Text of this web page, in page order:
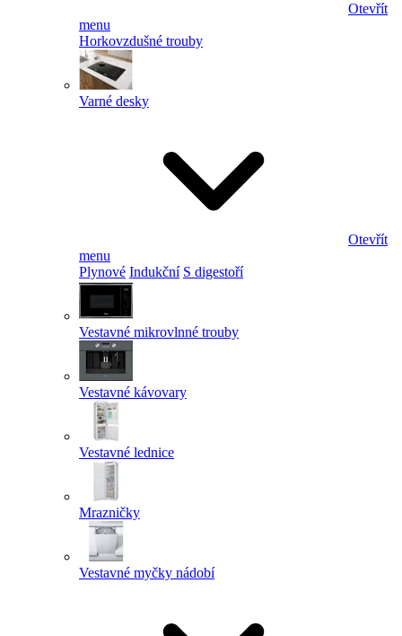
Otevřít
menu
Horkovzdušné trouby
Varné desky
Otevřít
menu
Plynové Indukční S digestoří
Vestavné mikrovlnné trouby
Vestavné kávovary
Vestavné lednice
Mrazničky
Vestavné myčky nádobí